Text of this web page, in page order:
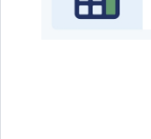
Vai šī